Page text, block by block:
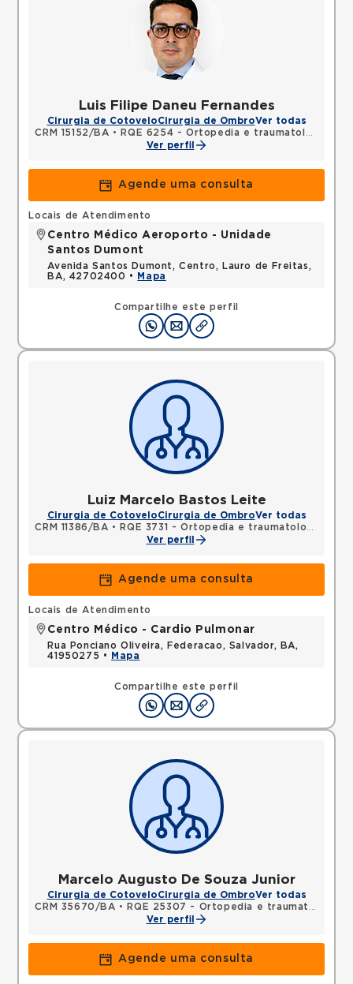
Luis Filipe Daneu Fernandes
Cirurgia de CotoveloCirurgia de OmbroVer todas
CRM 15152/BA • RQE 6254 - Ortopedia e traumatologia
Ver perfil
Agende uma consulta
Compartilhe este perfil
Locais de Atendimento
Centro Médico Aeroporto - Unidade
Santos Dumont
Avenida Santos Dumont, Centro, Lauro de Freitas,
BA, 42702400 •
Mapa
Luiz Marcelo Bastos Leite
Cirurgia de CotoveloCirurgia de OmbroVer todas
CRM 11386/BA •
RQE 3731 - Ortopedia e traumatologia
Ver perfil
Agende uma consulta
Compartilhe este perfil
Locais de Atendimento
Centro Médico - Cardio Pulmonar
Rua Ponciano Oliveira, Federacao, Salvador, BA,
41950275 •
Mapa
Marcelo Augusto De Souza Junior
Cirurgia de CotoveloCirurgia de OmbroVer todas
CRM 35670/BA •
RQE 25307 - Ortopedia e traumatologia
Ver perfil
Agende uma consulta